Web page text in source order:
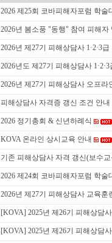
2026 제25회 코바피해자포럼 학술
2026년 봄소풍 "동행" 참여 피해
2026년 제27기 피해상담사 1·2·3
2026년도 제27기 피해상담사
2026년 제27기 피해상담사 오프
피해상담사 자격증 갱신 조건 안내
2026 정기총회 & 신년하례식
KOVA 온라인 상시교육 안내
기존 피해상담사 자격 갱신(보수
2026 제24회 코바피해자포럼 학
2026년 제27기 피해상담사 교육훈
[KOVA] 2025년 제26기 피해상담
[KOVA] 2025년 제26기 피해상담